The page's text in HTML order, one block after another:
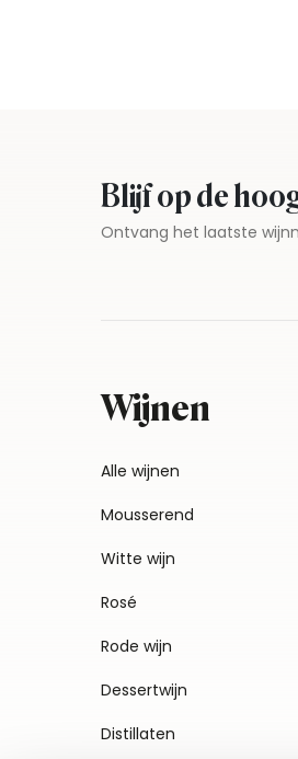
Blijf op de
Ontvang het laatste
Wijnen
Alle wijnen
Mousserend
Witte wijn
Rosé
Rode wijn
Dessertwijn
Distillaten